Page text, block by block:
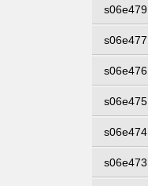
s06e479
s06e477
s06e476
s06e475
s06e474
s06e473